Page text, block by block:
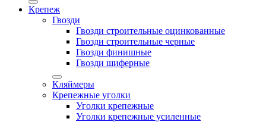
Крепеж
Гвозди
Гвозди строительные оцинкованные
Гвозди строительные черные
Гвозди финишные
Гвозди шиферные
Кляймеры
Крепежные уголки
Уголки крепежные
Уголки крепежные усиленные